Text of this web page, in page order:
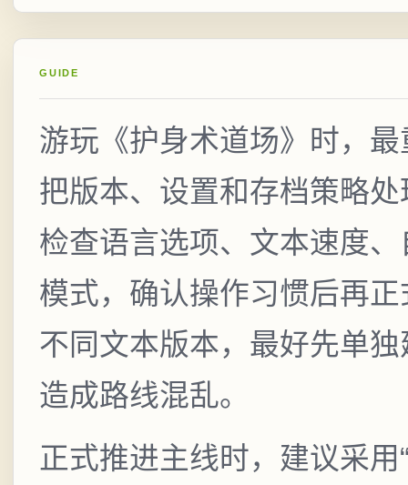
GUIDE
游玩《护身术道场》时，
把版本、设置和存档策略
检查语言选项、文本速度
模式，确认操作习惯后再
不同文本版本，最好先单
造成路线混乱。
正式推进主线时，建议采